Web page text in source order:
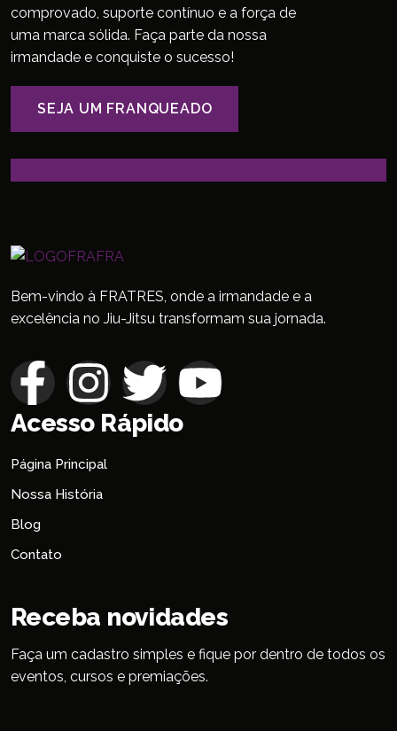
comprovado, suporte contínuo e a força de
uma marca sólida. Faça parte da nossa
irmandade e conquiste o sucesso!
SEJA UM FRANQUEADO
Bem-vindo à FRATRES, onde a irmandade e a
excelência no Jiu-Jitsu transformam sua jornada.
Acesso Rápido
Página Principal
Nossa História
Blog
Contato
Receba novidades
Faça um cadastro simples e fique por dentro de todos os
eventos, cursos e premiações.